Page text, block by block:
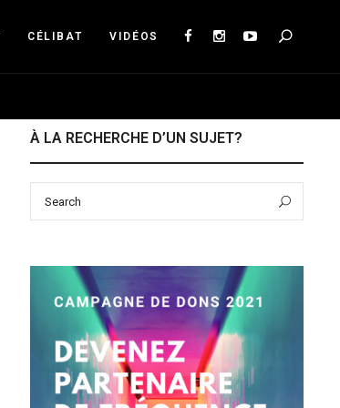
CÉLIBAT VIDÉOS
À LA RECHERCHE D’UN SUJET?